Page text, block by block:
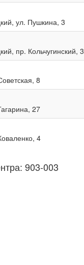
ул. Пушкина, 3
пр. Кольчугинский, 3
8
27
4
903-003